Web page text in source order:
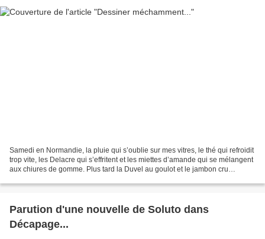
Samedi en Normandie, la pluie qui s’oublie sur mes vitres, le thé qui refroidit
trop vite, les Delacre qui s’effritent et les miettes d’amande qui se mélangent
aux chiures de gomme. Plus tard la Duvel au goulot et le jambon cru
Parution d'une nouvelle de Soluto dans
Décapage...